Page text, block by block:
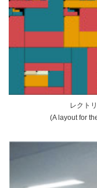
レクト
(A layout for